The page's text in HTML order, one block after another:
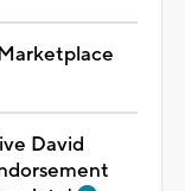
David